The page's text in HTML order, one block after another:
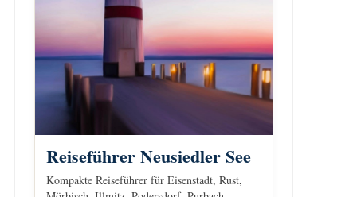
Reiseführer Neusiedler See
Kompakte Reiseführer für Eisenstadt, Rust,